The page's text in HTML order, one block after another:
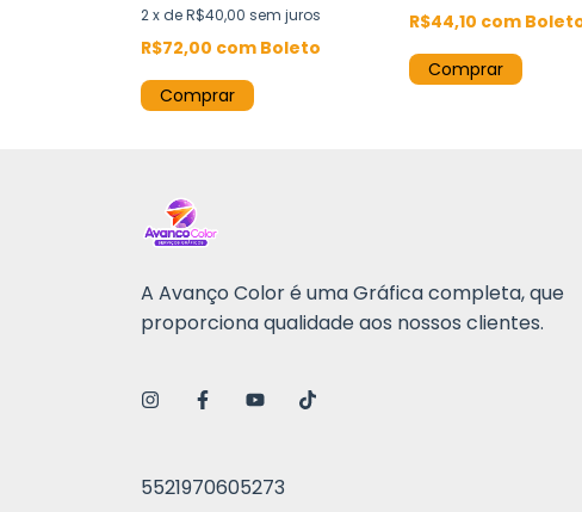
2x deR$40,00 sem juros
R$72,00 com Boleto
Comprar
R$44,10 com
Comprar
A Avanço Color é uma Gráfica completa, que
proporciona qualidade aos nossos clientes.
5521970605273